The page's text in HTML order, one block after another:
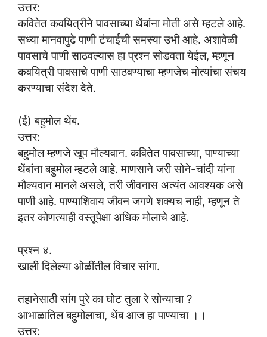
उत्तर:
कवितेत कवयित्रीने पावसाच्या थेंबांना मोती असे म्हटले आहे.
सध्या मानवापुढे पाणी टंचाईची समस्या उभी आहे. अशावेळी
पावसाचे पाणी साठवल्यास हा प्रश्न सोडवता येईल, म्हणून
कवयित्री पावसाचे पाणी साठवण्याचा म्हणजेच मोत्यांचा संचय
करण्याचा संदेश देते.
(ई) बहुमोल थेंब.
उत्तर:
बहुमोल म्हणजे खूप मौल्यवान. कवितेत पावसाच्या, पाण्याच्या
थेंबांना बहुमोल म्हटले आहे. माणसाने जरी सोने-चांदी यांना
मौल्यवान मानले असले, तरी जीवनास अत्यंत आवश्यक असे
पाणी आहे. पाण्याशिवाय जीवन जगणे शक्यच नाही, म्हणून ते
इतर कोणत्याही वस्तूपेक्षा अधिक मोलाचे आहे.
प्रश्न ४.
खाली दिलेल्या ओळींतील विचार सांगा.
तहानेसाठी सांग पुरे का घोट तुला रे सोन्याचा ?
आभाळातिल बहुमोलाचा, थेंब आज हा पाण्याचा ।।
उत्तर: